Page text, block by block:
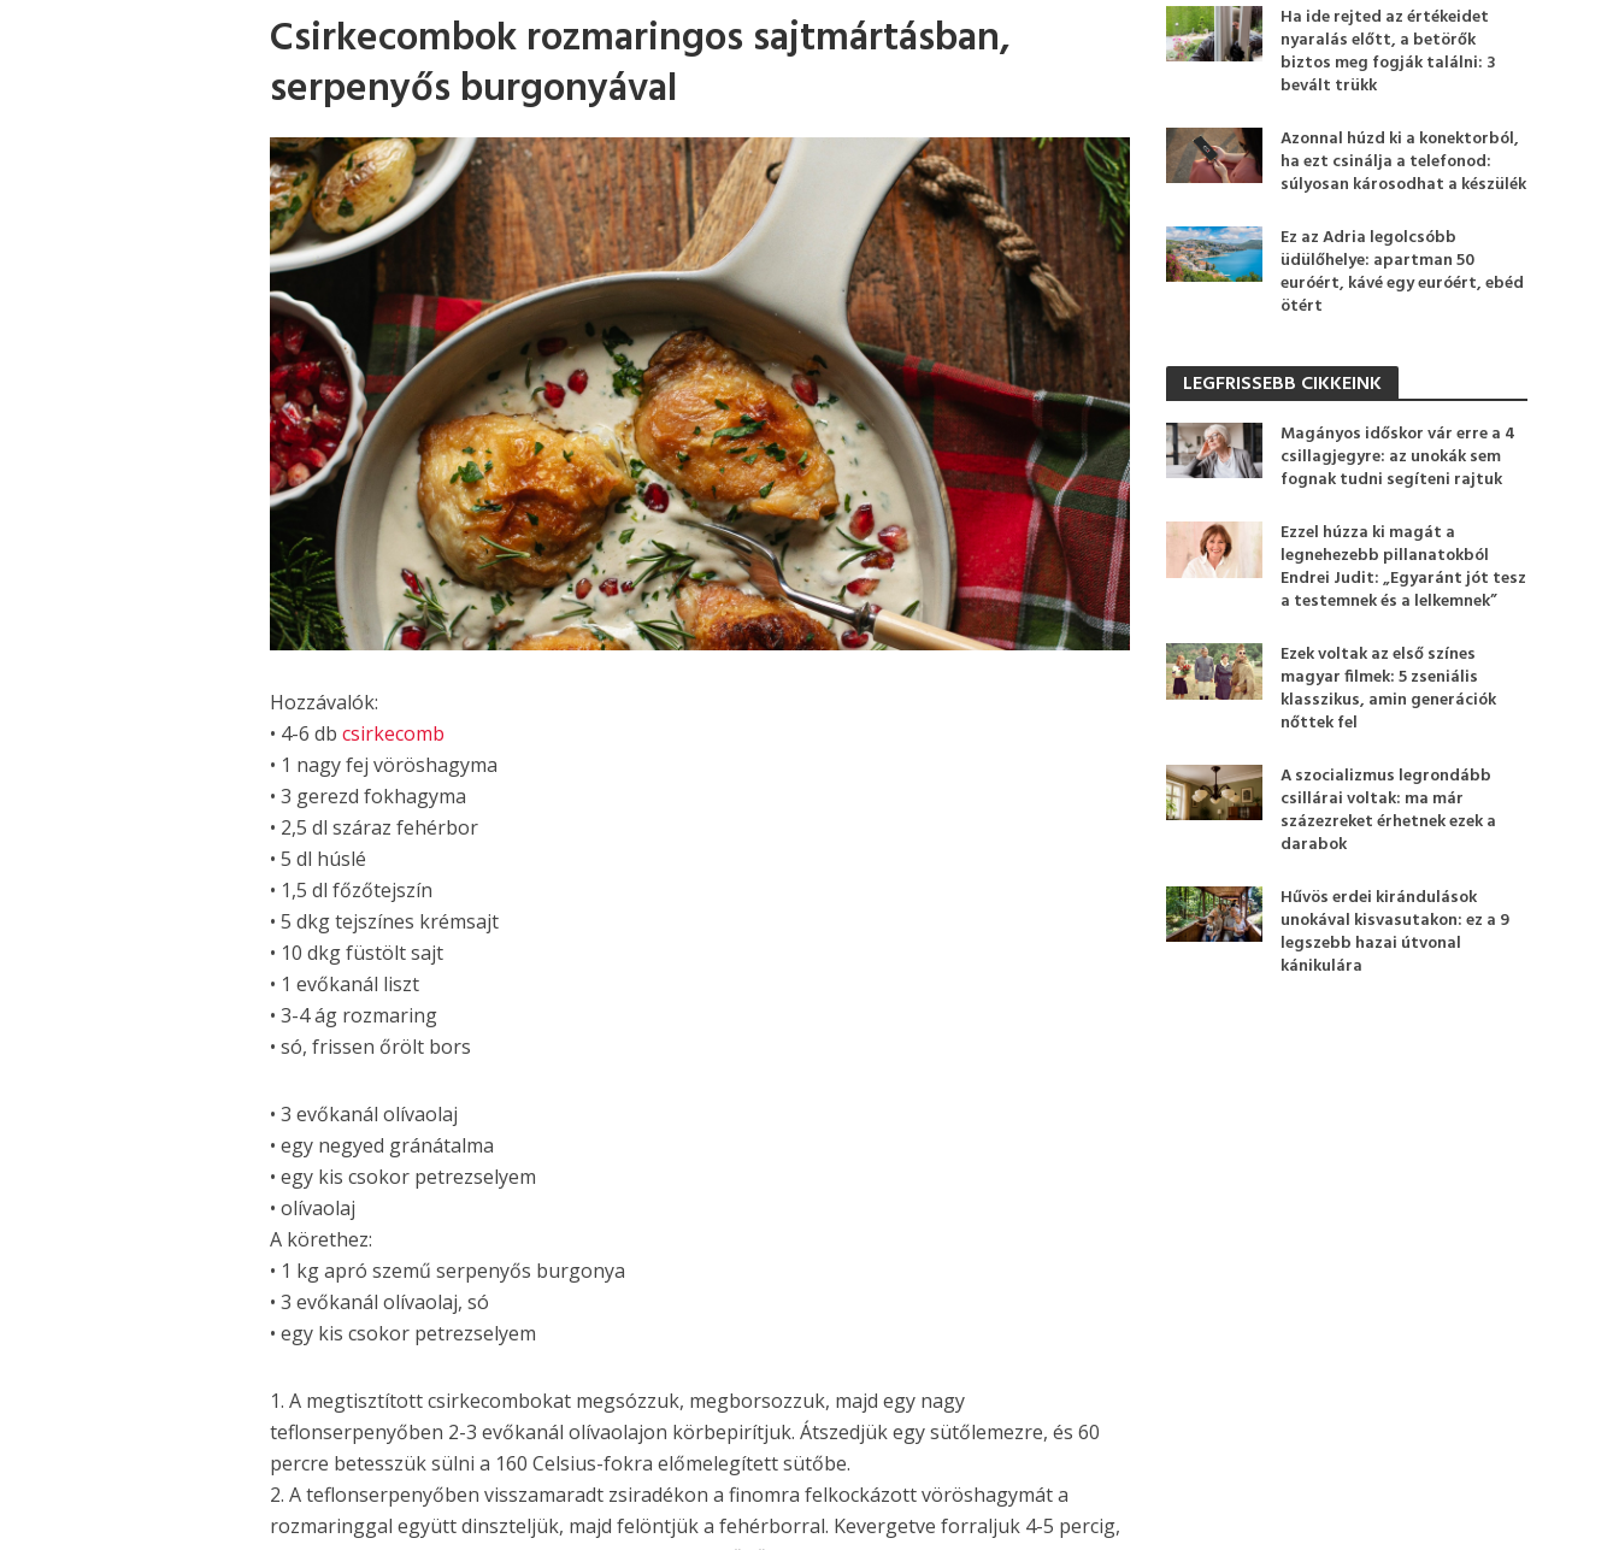
Csirkecombok rozmaringos sajtmártásban,
serpenyős burgonyával
Hozzávalók:
• 4-6 dbcsirkecomb
• 1 nagy fej vöröshagyma
• 3 gerezd fokhagyma
• 2,5 dl száraz fehérbor
• 5 dl húslé
• 1,5 dl főzőtejszín
• 5 dkg tejszínes krémsajt
• 10 dkg füstölt sajt
• 1 evőkanál liszt
• 3-4 ág rozmaring
• só, frissen őrölt bors
• 3 evőkanál olívaolaj
• egy negyed gránátalma
• egy kis csokor petrezselyem
• olívaolaj
A körethez:
• 1 kg apró szemű serpenyős burgonya
• 3 evőkanál olívaolaj, só
• egy kis csokor petrezselyem
1. A megtisztított csirkecombokat megsózzuk, megborsozzuk, majd egy nagy
teflonserpenyőben 2-3 evőkanál olívaolajon körbepirítjuk. Átszedjük egy sütőlemezre, és 60
percre betesszük sülni a 160 Celsius-fokra előmelegített sütőbe.
2. A teflonserpenyőben visszamaradt zsiradékon a finomra felkockázott vöröshagymát a
rozmaringgal együtt dinszteljük, majd felöntjük a fehérborral. Kevergetve forraljuk 4-5 percig,
Ha ide rejted az értékeidet
nyaralás előtt, a betörők
biztos meg fogják találni: 3
bevált trükk
Azonnal húzd ki a konektorból,
ha ezt csinálja a telefonod:
súlyosan károsodhat a készülék
Ez az Adria legolcsóbb
üdülőhelye: apartman 50
euróért, kávé egy euróért, ebéd
ötért
LEGFRISSEBB CIKKEINK
Magányos időskor vár erre a 4
csillagjegyre: az unokák sem
fognak tudni segíteni rajtuk
Ezzel húzza ki magát a
legnehezebb pillanatokból
Endrei Judit: „Egyaránt jót tesz
a testemnek és a lelkemnek”
Ezek voltak az első színes
magyar filmek: 5 zseniális
klasszikus, amin generációk
nőttek fel
A szocializmus legrondább
csillárai voltak: ma már
százezreket érhetnek ezek a
darabok
Hűvös erdei kirándulások
unokával kisvasutakon: ez a 9
legszebb hazai útvonal
kánikulára